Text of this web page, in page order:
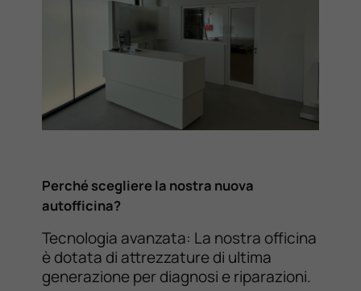
Perché scegliere la nostra nuova
autofficina?
Tecnologia avanzata: La nostra officina
è dotata di attrezzature di ultima
generazione per diagnosi e riparazioni.